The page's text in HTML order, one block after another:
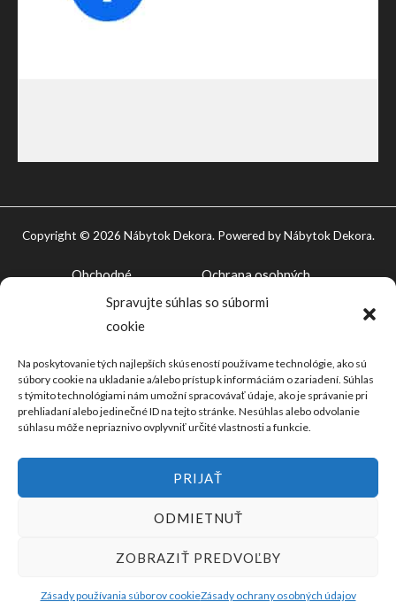
Spravujte súhlas so súbormi
cookie
Na poskytovanie tých najlepších skúseností používame technológie, ako sú
súbory cookie na ukladanie a/alebo prístup k informáciám o zariadení. Súhlas
s týmito technológiami nám umožní spracovávať údaje, ako je správanie pri
prehliadaní alebo jedinečné ID na tejto stránke. Nesúhlas alebo odvolanie
súhlasu môže nepriaznivo ovplyvniť určité vlastnosti a funkcie.
PRIJAŤ
ODMIETNUŤ
ZOBRAZIŤ PREDVOĽBY
Zásady používania súborov cookieZásady ochrany osobných údajov
KLIKNUTÍM PRIJMETE SÚBORY COOKIE
Copyright © 2026 Nábytok Dekora. Powered by Nábytok Dekora.
Obchodné
podmienky
Ochrana osobných